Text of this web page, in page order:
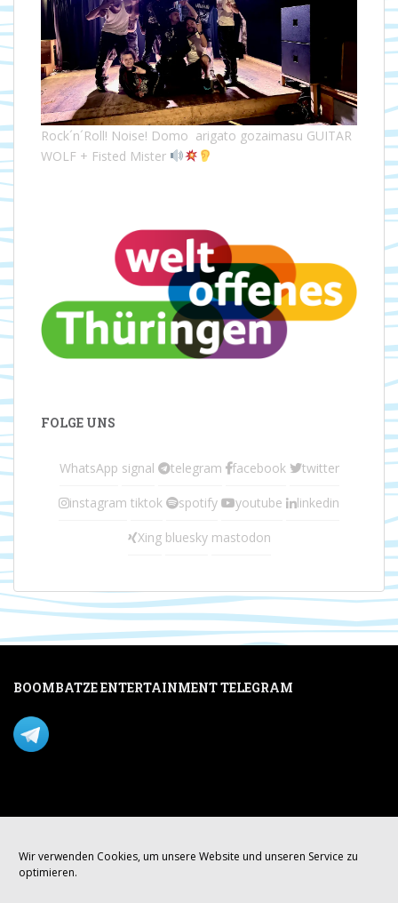
Wir verwenden Cookies, um unsere Website und unseren Service zu
optimieren.
Rock´n´Roll! Noise! Domo arigato gozaimasu GUITAR
WOLF + Fisted Mister
FOLGE UNS
WhatsApp signal telegram facebook twitter
instagram tiktok spotify youtube linkedin
Xing bluesky mastodon
BOOMBATZE ENTERTAINMENT TELEGRAM